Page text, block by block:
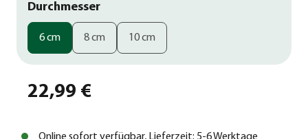
Durchmesser
6 cm 8 cm 10 cm
22,99 €